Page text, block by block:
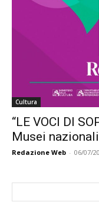
Cultura
“LE VOCI DI
Musei
Redazione Web - 06/07/